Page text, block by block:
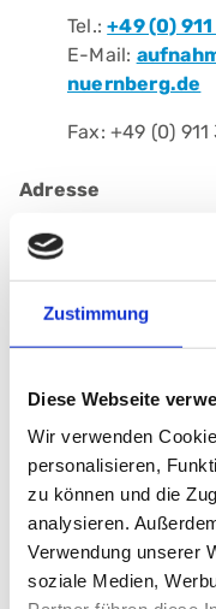
Zustimmung
Diese Webseite
Wir verwenden
personalisieren,
zu können und die
analysieren.
Verwendung unserer
soziale Medien,
Tel.:+49 (0)
E-Mail:
nuernberg.de
Fax: +49 (0)
Adresse
Klinikum Nürnberg,
Breslauer Str. 201
Haus: A
Anmelden